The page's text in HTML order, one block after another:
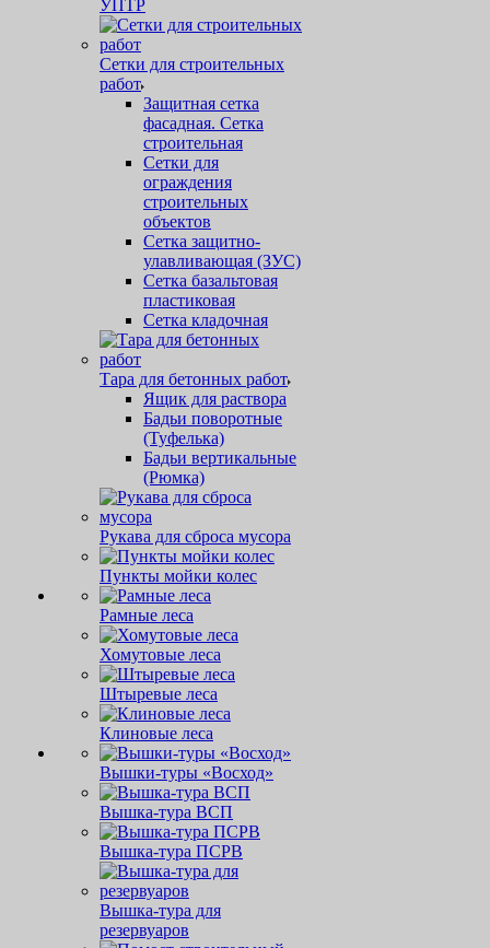
УПТР
Сетки для строительных
работ
Защитная cетка
фасадная. Сетка
строительная
Сетки для
ограждения
строительных
объектов
Сетка защитно-
улавливающая (ЗУС)
Сетка базальтовая
пластиковая
Сетка кладочная
Тара для бетонных работ
Ящик для раствора
Бадьи поворотные
(Туфелька)
Бадьи вертикальные
(Рюмка)
Рукава для сброса мусора
Пункты мойки колес
Рамные леса
Хомутовые леса
Штыревые леса
Клиновые леса
Вышки-туры «Восход»
Вышка-тура ВСП
Вышка-тура ПСРВ
Вышка-тура для
резервуаров